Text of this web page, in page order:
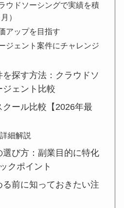
ウドソーシングで実績を積
）
アップを目指す
ジェント案件にチャレンジ
探す方法：クラウドソ
ジェント比較
ール比較【2026年最
細解説
び方：副業目的に特化
クポイント
前に知っておきたい注